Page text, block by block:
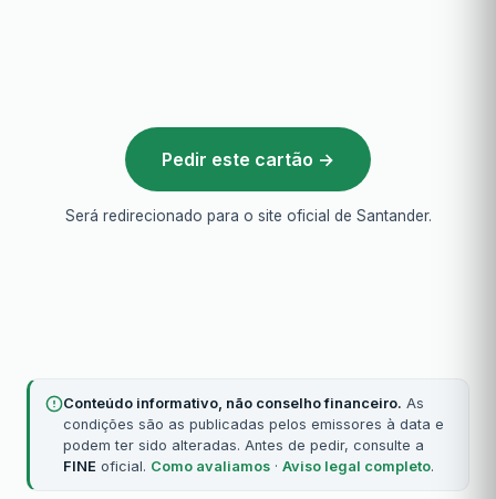
Pedir este cartão →
Será redirecionado para o site oficial de Santander.
Conteúdo informativo, não conselho financeiro. As
condições são as publicadas pelos emissores à data e
podem ter sido alteradas. Antes de pedir, consulte a
FINE oficial. Como avaliamos · Aviso legal completo.